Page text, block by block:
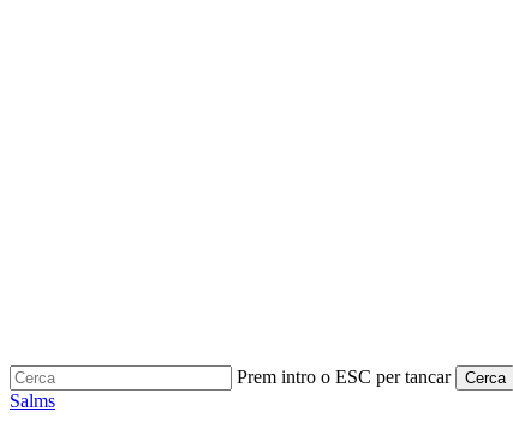
Prem intro o ESC per tancar Cerca
Close
Salms